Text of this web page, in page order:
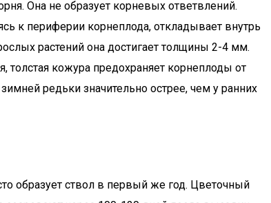
Она не образует корневых ответвлений.
к периферии корнеплода, откладывает внутрь
растений она достигает толщины 2-4 мм.
толстая кожура предохраняет корнеплоды от
редьки значительно острее, чем у ранних
образует ствол в первый же год. Цветочный